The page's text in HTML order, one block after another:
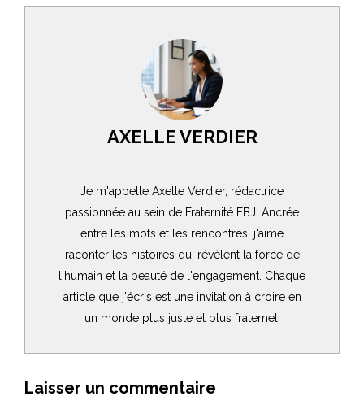
AXELLE VERDIER
Je m'appelle Axelle Verdier, rédactrice
passionnée au sein de Fraternité FBJ. Ancrée
entre les mots et les rencontres, j'aime
raconter les histoires qui révèlent la force de
l'humain et la beauté de l'engagement. Chaque
article que j'écris est une invitation à croire en
un monde plus juste et plus fraternel.
Laisser un commentaire